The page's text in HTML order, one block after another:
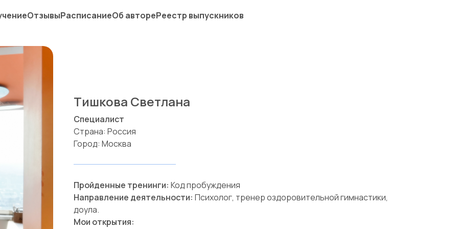
ОтзывыРасписаниеОб автореРеестр выпускников
Тишкова Светлана
Специалист
Страна: Россия
Город: Москва
Пройденные тренинги: Код пробуждения
Направление деятельности: Психолог, тренер оздоровительной гимнастики,
доула.
Мои открытия: